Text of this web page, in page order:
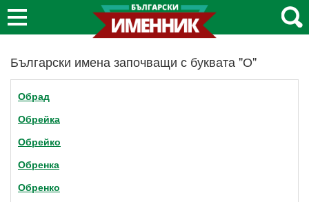
Български имена започващи с буквата "О"
Обрад
Обрейка
Обрейко
Обренка
Обренко